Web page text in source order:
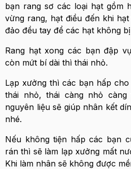
bạn rang sơ các loại hạt gồm
vừng rang, hạt điều đến khi
đảo đều tay để các hạt không
Rang hạt xong các bạn đập
còn mứt bí dài thì thái nhỏ.
Lạp xưởng thì các bạn hấp
thái nhỏ, thái càng nhỏ
nguyên liệu sẽ giúp nhân kết
nhé.
Nếu không tiện hấp các bạn
rán thì sẽ làm lạp xưởng mất
Khi làm nhân sẽ không được